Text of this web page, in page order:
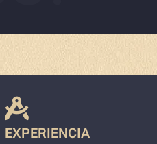
EXPERIENCIA